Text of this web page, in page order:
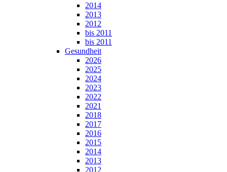
2014
2013
2012
bis 2011
bis 2011
Gesundheit
2026
2025
2024
2023
2022
2021
2018
2017
2016
2015
2014
2013
2012